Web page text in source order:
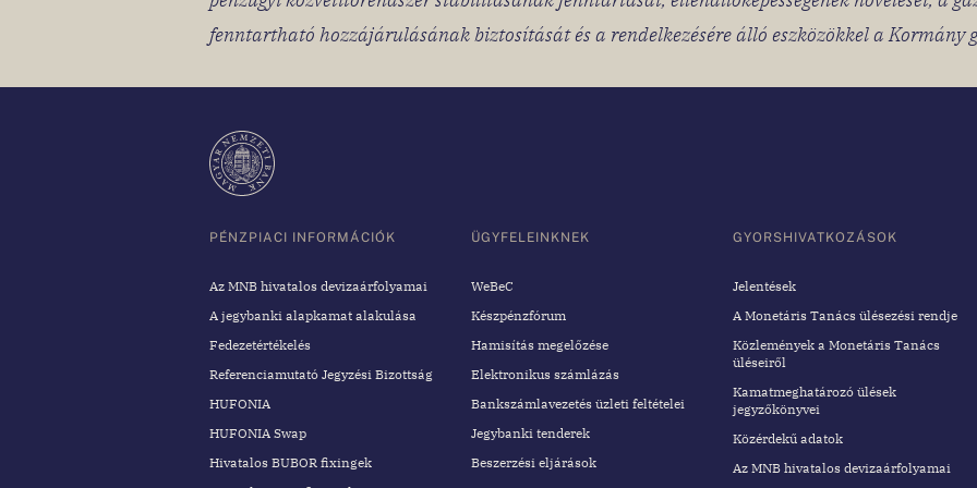
fenntartható hozzájárulásának biztosítását és a rendelkezésére álló eszközökkel a Kormány
PÉNZPIACI INFORMÁCIÓK
Az MNB hivatalos devizaárfolyamai
A jegybanki alapkamat alakulása
Fedezetértékelés
Referenciamutató Jegyzési Bizottság
HUFONIA
HUFONIA Swap
Hivatalos BUBOR fixingek
ÜGYFELEINKNEK
WeBeC
Készpénzfórum
Hamisítás megelőzése
Elektronikus számlázás
Bankszámlavezetés üzleti feltételei
Jegybanki tenderek
Beszerzési eljárások
GYORSHIVATKOZÁSOK
Jelentések
A Monetáris Tanács ülésezési rendje
Közlemények a Monetáris Tanács
üléseiről
Kamatmeghatározó ülések
jegyzőkönyvei
Közérdekű adatok
Az MNB hivatalos devizaárfolyamai